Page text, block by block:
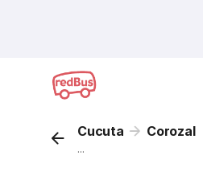
Cucuta Corozal
...